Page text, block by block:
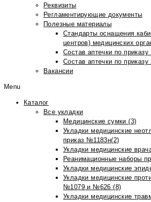
Реквизиты
Регламентирующие документы
Полезные материалы
Стандарты оснащения
центров) медицинских
Состав аптечки по приказу
Состав аптечки по приказу
Вакансии
Menu
Каталог
Все укладки
Медицинские сумки (3)
Укладки медицинские
приказ №1183н(2)
Укладки медицинские
Реанимационные наборы
Укладки медицинские
Укладки медицинские
№1079 и №626 (8)
Укладки медицинские